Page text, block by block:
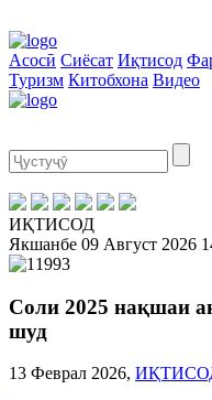
Асосӣ Сиёсат Иқтисод
Туризм Китобхона Видео
ИҚТИСОД
Якшанбе 09 Август 2026
Соли 2025 нақшаи
шуд
13 Феврал 2026,